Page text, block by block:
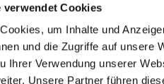
verwendet Cookies
um Inhalte und
und die Zugriffe auf unsere
Ihrer Verwendung unserer
Unsere Partner führen
Ärzteschaft